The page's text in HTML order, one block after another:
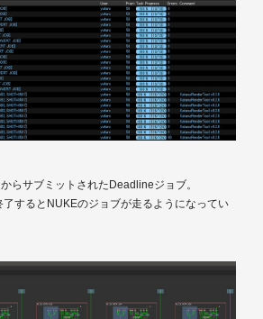
らサブミットされたDeadlineジョブ。
了するとNUKEのジョブが走るようになってい